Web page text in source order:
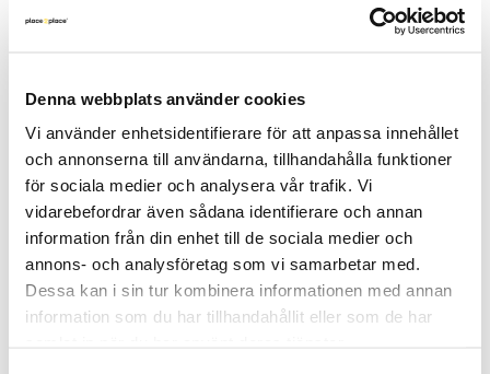
Denna webbplats använder cookies
Vi använder enhetsidentifierare för att anpassa innehållet
och annonserna till användarna, tillhandahålla funktioner
för sociala medier och analysera vår trafik. Vi
vidarebefordrar även sådana identifierare och annan
information från din enhet till de sociala medier och
annons- och analysföretag som vi samarbetar med.
Dessa kan i sin tur kombinera informationen med annan
information som du har tillhandahållit eller som de har
Färg och material: Läderklädd beige kulör
Mått: Sitthöjd: 42-52 cm, Rygghöjd: 37 cm,
Ryggbredd: 32 cm, Sittbredd: 45 cm, Sittdjup:
Skick: 4/5
2 års garanti
Mer om Palm
Palm från Arper är kompakt och livfull. Den är